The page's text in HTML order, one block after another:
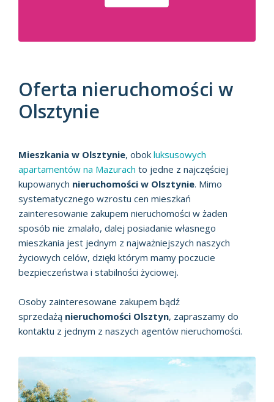
Oferta nieruchomości w
Olsztynie
Mieszkania w Olsztynie, obok luksusowych
apartamentów na Mazurach to jedne z najczęściej
kupowanych nieruchomości w Olsztynie. Mimo
systematycznego wzrostu cen mieszkań
zainteresowanie zakupem nieruchomości w żaden
sposób nie zmalało, dalej posiadanie własnego
mieszkania jest jednym z najważniejszych naszych
życiowych celów, dzięki którym mamy poczucie
bezpieczeństwa i stabilności życiowej.
Osoby zainteresowane zakupem bądź
sprzedażą nieruchomości Olsztyn, zapraszamy do
kontaktu z jednym z naszych agentów nieruchomości.